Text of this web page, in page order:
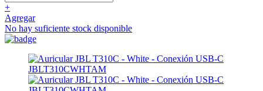
+
Agregar
No hay suficiente stock disponible